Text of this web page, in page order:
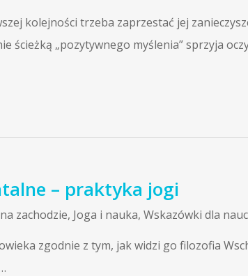
kolejności trzeba zaprzestać jej
ścieżką „pozytywnego myślenia” sprzyja
– praktyka jogi
zachodzie, Joga i nauka, Wskazówki dla
zgodnie z tym, jak widzi go filozofia